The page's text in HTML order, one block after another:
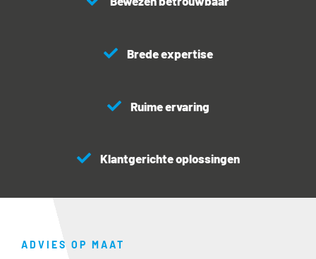
Brede expertise
Ruime ervaring
Klantgerichte oplossingen
ADVIES OP MAAT